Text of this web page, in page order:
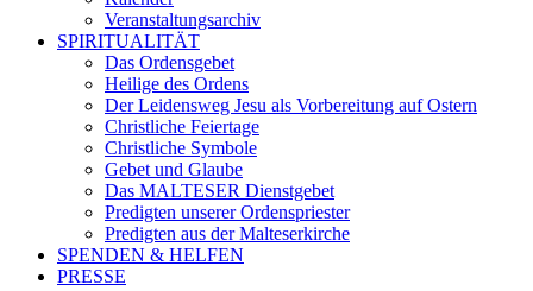
Veranstaltungsarchiv
SPIRITUALITÄT
Das Ordensgebet
Heilige des Ordens
Der Leidensweg Jesu als Vorbereitung auf Ostern
Christliche Feiertage
Christliche Symbole
Gebet und Glaube
Das MALTESER Dienstgebet
Predigten unserer Ordenspriester
Predigten aus der Malteserkirche
SPENDEN & HELFEN
PRESSE